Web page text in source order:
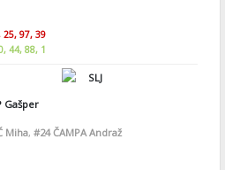
25, 97, 39
44, 88, 1
SLJ
Gašper
Miha, #24ČAMPA Andraž